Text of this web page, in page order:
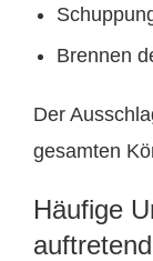
Brennen
Der
gesamten
Häufige